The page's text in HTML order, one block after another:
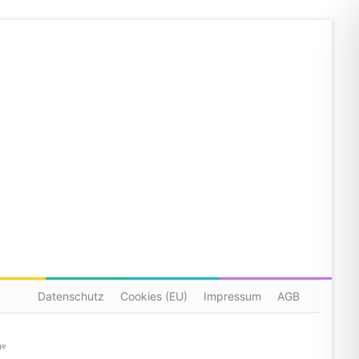
Datenschutz Cookies (EU) Impressum AGB